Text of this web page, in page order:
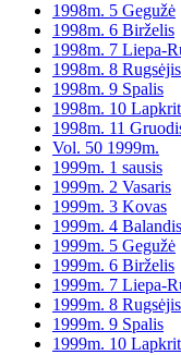
1998m. 5 Gegužė
1998m. 6 Birželis
1998m. 7 Liepa-
1998m. 8 Rugsėjis
1998m. 9 Spalis
1998m. 10
1998m. 11
Vol. 50 1999m.
1999m. 1 sausis
1999m. 2 Vasaris
1999m. 3 Kovas
1999m. 4 Balandis
1999m. 5 Gegužė
1999m. 6 Birželis
1999m. 7 Liepa-
1999m. 8 Rugsėjis
1999m. 9 Spalis
1999m. 10